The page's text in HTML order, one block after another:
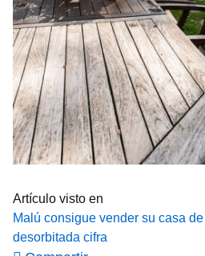
Artículo visto en
Malú consigue vender su casa
desorbitada cifra